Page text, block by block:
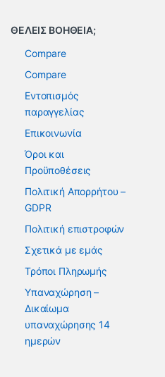
ΘΕΛΕΙΣ ΒΟΗΘΕΙΑ;
Compare
Compare
Εντοπισμός
παραγγελίας
Επικοινωνία
Όροι και
Προϋποθέσεις
Πολιτική Απορρήτου –
GDPR
Πολιτική επιστροφών
Σχετικά με εμάς
Τρόποι Πληρωμής
Υπαναχώρηση –
Δικαίωμα
υπαναχώρησης 14
ημερών